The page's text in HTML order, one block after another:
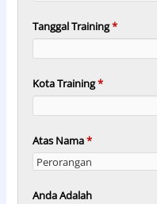
Tanggal Training*
Kota Training*
Atas Nama*
Anda Adalah